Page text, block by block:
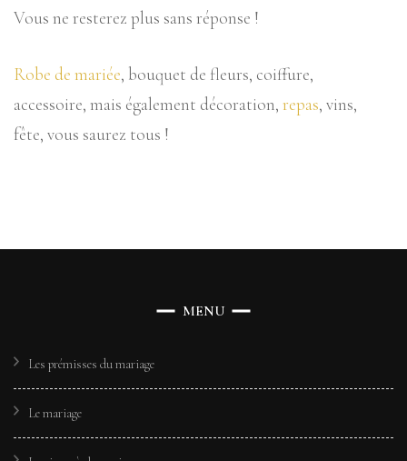
Vous ne resterez plus sans réponse !
Robe de mariée, bouquet de fleurs, coiffure,
accessoire, mais également décoration, repas, vins,
fête, vous saurez tous !
MENU
Les prémisses du mariage
Le mariage